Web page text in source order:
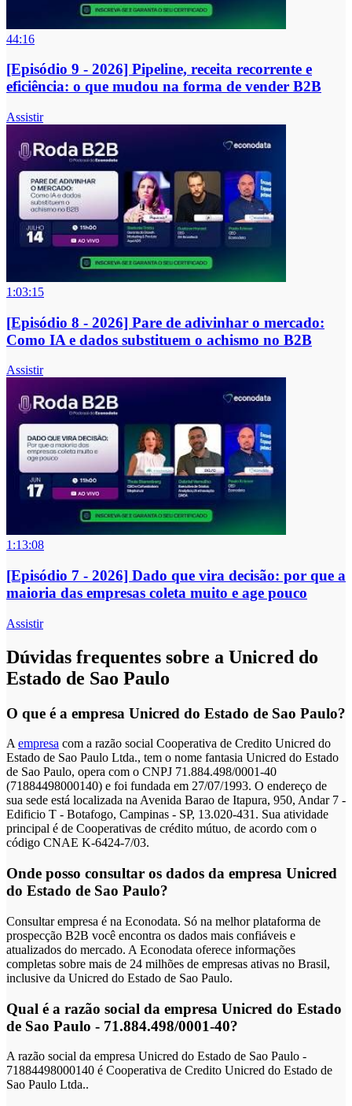
44:16
[Episódio 9 - 2026] Pipeline, receita recorrente e
eficiência: o que mudou na forma de vender B2B
Assistir
1:03:15
[Episódio 8 - 2026] Pare de adivinhar o mercado:
Como IA e dados substituem o achismo no B2B
Assistir
1:13:08
[Episódio 7 - 2026] Dado que vira decisão: por que a
maioria das empresas coleta muito e age pouco
Assistir
Dúvidas frequentes sobre a Unicred do
Estado de Sao Paulo
O que é a empresa Unicred do Estado de Sao Paulo?
Aempresa com a razão social Cooperativa de Credito Unicred do
Estado de Sao Paulo Ltda., tem o nome fantasia Unicred do Estado
de Sao Paulo, opera com o CNPJ 71.884.498/0001-40
(71884498000140) e foi fundada em 27/07/1993. O endereço de
sua sede está localizada na Avenida Barao de Itapura, 950, Andar 7 -
Edificio T - Botafogo, Campinas - SP, 13.020-431. Sua atividade
principal é de Cooperativas de crédito mútuo, de acordo com o
código CNAE K-6424-7/03.
Onde posso consultar os dados da empresa Unicred
do Estado de Sao Paulo?
Consultar empresa é na Econodata. Só na melhor plataforma de
prospecção B2B você encontra os dados mais confiáveis e
atualizados do mercado. A Econodata oferece informações
completas sobre mais de 24 milhões de empresas ativas no Brasil,
inclusive da Unicred do Estado de Sao Paulo.
Qual é a razão social da empresa Unicred do Estado
de Sao Paulo - 71.884.498/0001-40?
A razão social da empresa Unicred do Estado de Sao Paulo -
71884498000140 é Cooperativa de Credito Unicred do Estado de
Sao Paulo Ltda..